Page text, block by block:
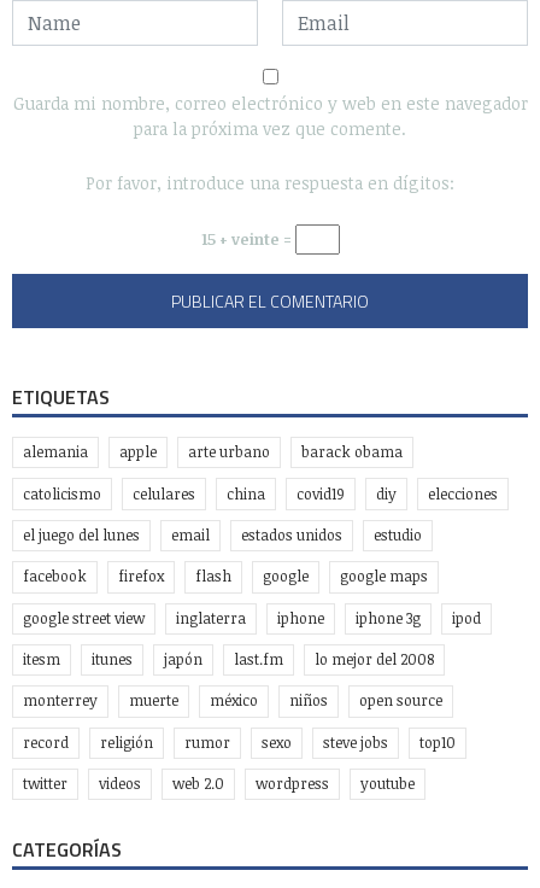
Guarda mi nombre, correo electrónico y web en este navegador
para la próxima vez que comente.
Por favor, introduce una respuesta en dígitos:
15 + veinte =
ETIQUETAS
alemania apple arte urbano barack obama
catolicismo celulares china covid19 diy elecciones
el juego del lunes email estados unidos estudio
facebook firefox flash google google maps
google street view inglaterra iphone iphone 3g ipod
itesm itunes japón last.fm lo mejor del 2008
monterrey muerte méxico niños open source
record religión rumor sexo steve jobs top10
twitter videos web 2.0 wordpress youtube
CATEGORÍAS